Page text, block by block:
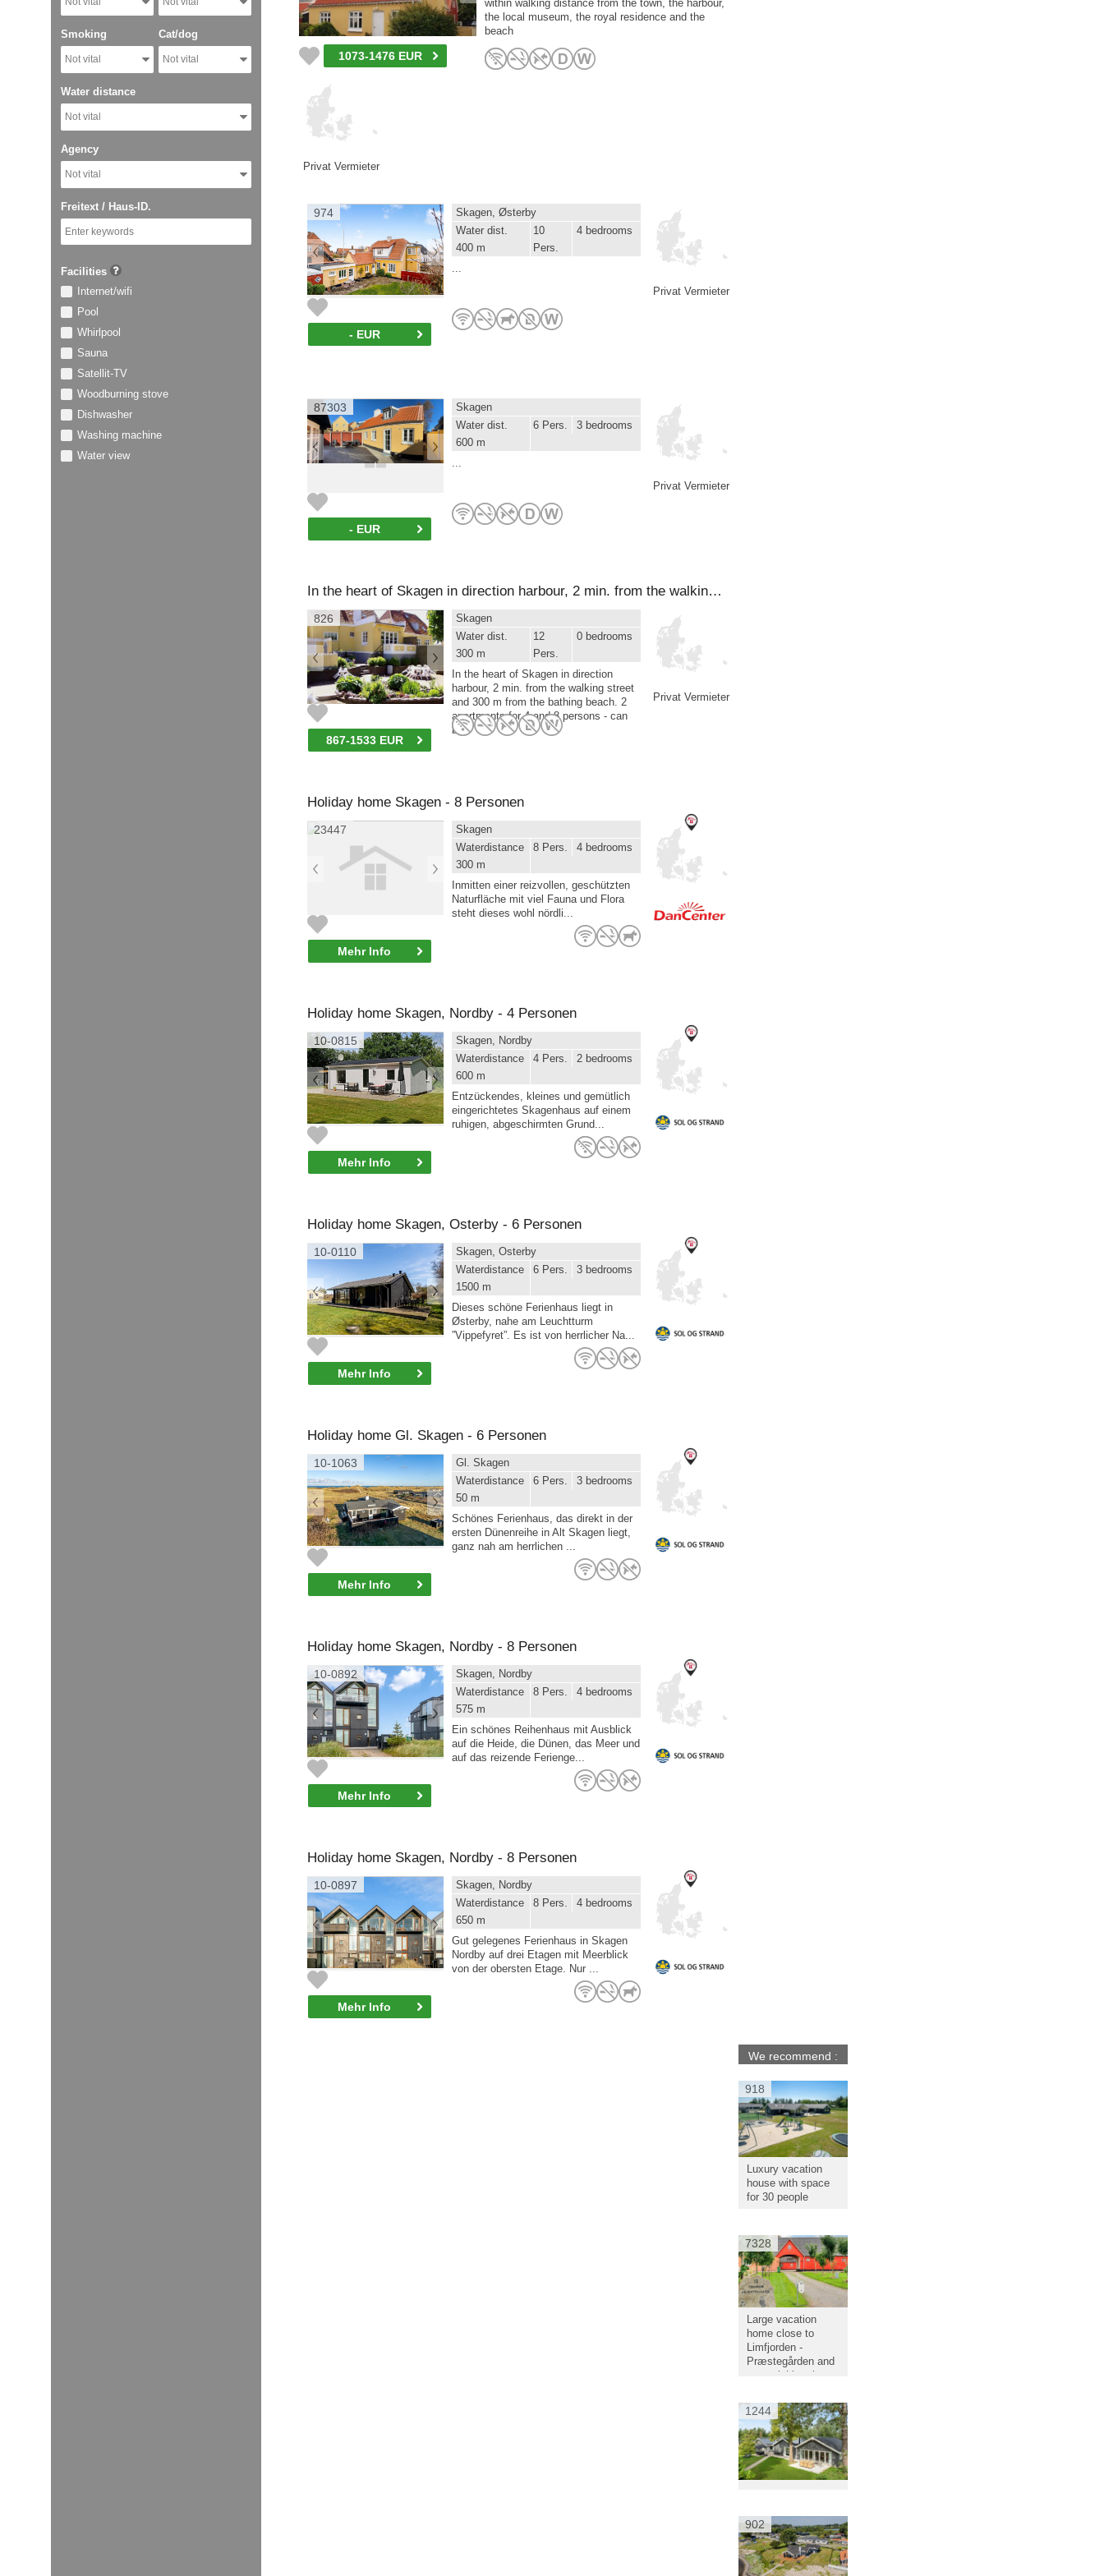
Smoking
Not vital
Cat/dog
Not vital
Water distance
Not vital
Agency
Not vital
Freitext / Haus-ID.
Facilities
Internet/wifi
Pool
Whirlpool
Sauna
Satellit-TV
Woodburning stove
Dishwasher
Washing machine
Water view
1073-1476 EUR
within walking distance from the town, the harbour,
the local museum, the royal residence and the
beach
Privat Vermieter
974
- EUR
Skagen, Østerby
Water dist.
400 m
10
Pers.
4 bedrooms
...
Privat Vermieter
87303
- EUR
Skagen
Water dist.
600 m
6 Pers. 3 bedrooms
...
Privat Vermieter
In the heart of Skagen in direction harbour, 2 min. from the walking street and 300 m from the bathing beach. 2 apartments for 4 and 8 persons - can be rented separately or together for 12 persons. Rented per week or weekend getaway.
826
867-1533 EUR
Skagen
Water dist.
300 m
12
Pers.
0 bedrooms
In the heart of Skagen in direction
harbour, 2 min. from the walking street
and 300 m from the bathing beach. 2
apartments for 4 and 8 persons - can
b...
Privat Vermieter
Holiday home Skagen - 8 Personen
23447
Mehr Info
Skagen
Waterdistance
300 m
8 Pers. 4 bedrooms
Inmitten einer reizvollen, geschützten
Naturfläche mit viel Fauna und Flora
steht dieses wohl nördli...
Holiday home Skagen, Nordby - 4 Personen
10-0815
Mehr Info
Skagen, Nordby
Waterdistance
600 m
4 Pers. 2 bedrooms
Entzückendes, kleines und gemütlich
eingerichtetes Skagenhaus auf einem
ruhigen, abgeschirmten Grund...
Holiday home Skagen, Osterby - 6 Personen
10-0110
Mehr Info
Skagen, Osterby
Waterdistance
1500 m
6 Pers. 3 bedrooms
Dieses schöne Ferienhaus liegt in
Østerby, nahe am Leuchtturm
”Vippefyret”. Es ist von herrlicher Na...
Holiday home Gl. Skagen - 6 Personen
10-1063
Mehr Info
Gl. Skagen
Waterdistance
50 m
6 Pers. 3 bedrooms
Schönes Ferienhaus, das direkt in der
ersten Dünenreihe in Alt Skagen liegt,
ganz nah am herrlichen ...
Holiday home Skagen, Nordby - 8 Personen
10-0892
Mehr Info
Skagen, Nordby
Waterdistance
575 m
8 Pers. 4 bedrooms
Ein schönes Reihenhaus mit Ausblick
auf die Heide, die Dünen, das Meer und
auf das reizende Ferienge...
Holiday home Skagen, Nordby - 8 Personen
10-0897
Mehr Info
Skagen, Nordby
Waterdistance
650 m
8 Pers. 4 bedrooms
Gut gelegenes Ferienhaus in Skagen
Nordby auf drei Etagen mit Meerblick
von der obersten Etage. Nur ...
We recommend :
918
Luxury vacation
house with space
for 30 people
7328
Large vacation
home close to
Limfjorden -
Præstegården and
two neighbouring
whole family, 26-36
people.
1244
902